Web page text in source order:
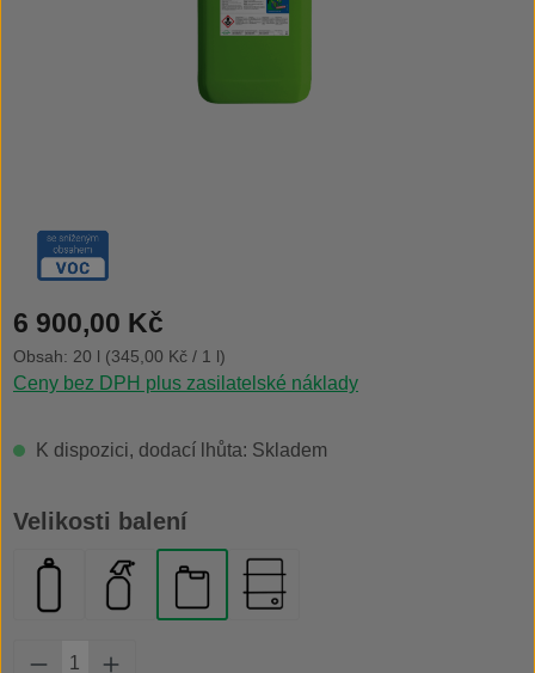
Běžná cena:
6 900,00 Kč
Obsah: 20 l (345,00 Kč / 1 l)
Ceny bez DPH plus zasilatelské náklady
K dispozici, dodací lhůta: Skladem
Vyberte
Velikosti balení
aerosolový rozprašovač 400 ml
lahvička s rozprašovačem 500 ml
kanystr 20 lplechový sud 200 l
Množství produktu: Zadejte požadované